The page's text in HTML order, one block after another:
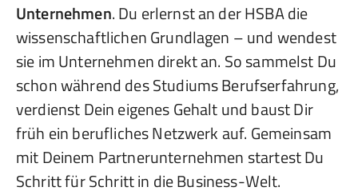
Unternehmen. Du erlernst an der HSBA die
wissenschaftlichen Grundlagen – und wendest
sie im Unternehmen direkt an. So sammelst Du
schon während des Studiums Berufserfahrung,
verdienst Dein eigenes Gehalt und baust Dir
früh ein berufliches Netzwerk auf. Gemeinsam
mit Deinem Partnerunternehmen startest Du
Schritt für Schritt in die Business-Welt.